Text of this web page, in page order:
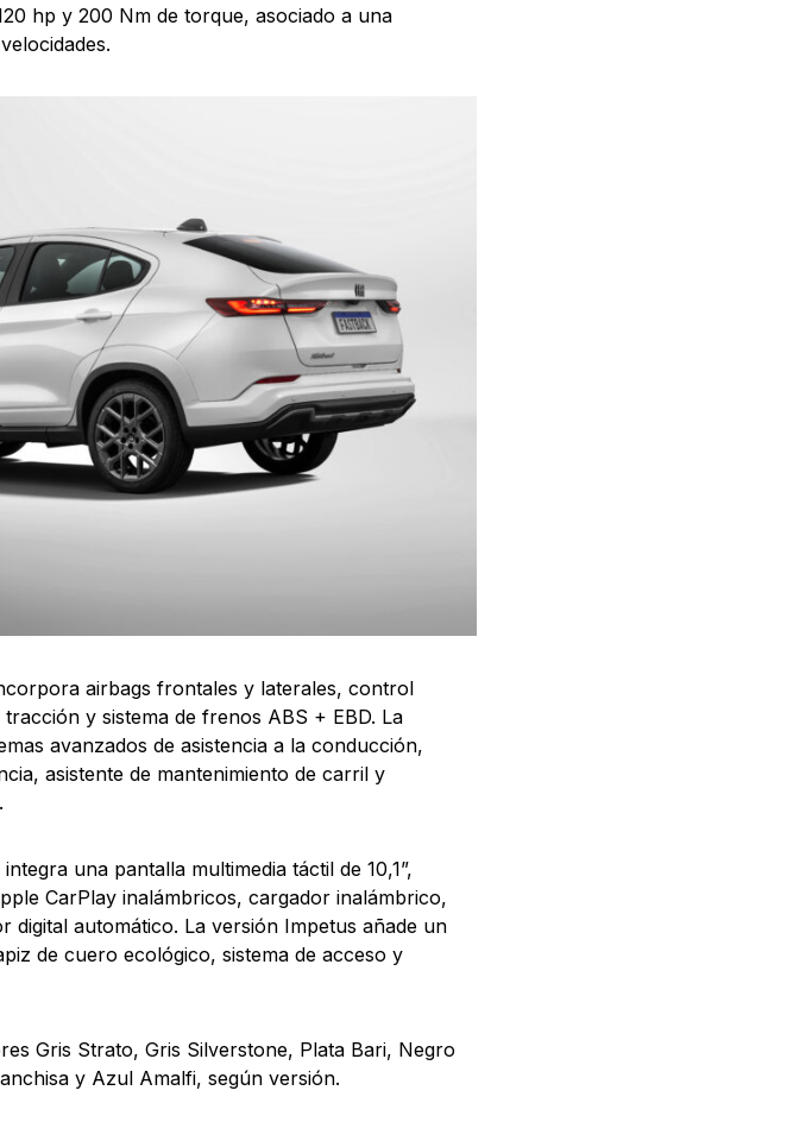
hp y 200 Nm de torque, asociado a una
airbags frontales y laterales, control
y sistema de frenos ABS + EBD. La
avanzados de asistencia a la conducción,
asistente de mantenimiento de carril y
una pantalla multimedia táctil de 10,1”,
CarPlay inalámbricos, cargador inalámbrico,
digital automático. La versión Impetus añade un
de cuero ecológico, sistema de acceso y
Gris Strato, Gris Silverstone, Plata Bari, Negro
y Azul Amalfi, según versión.